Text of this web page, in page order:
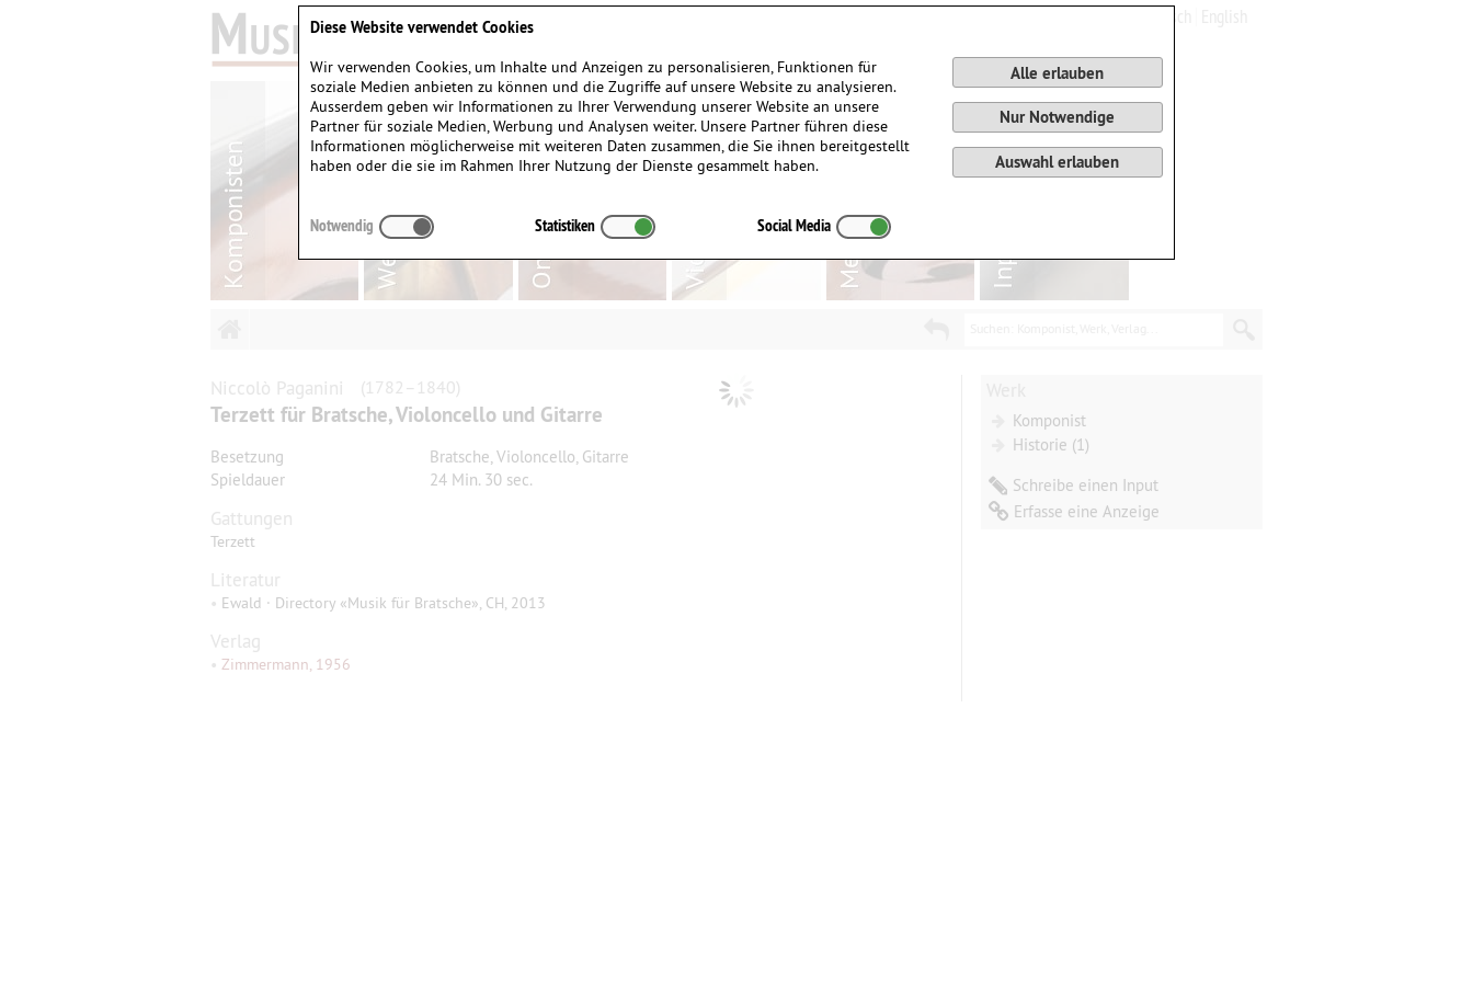
Niccolò Paganini (1782–1840)
Terzett für Bratsche, Violoncello und Gitarre
Besetzung
Bratsche, Violoncello, Gitarre
Spieldauer
24 Min. 30 sec.
Gattungen
Terzett
Literatur
• Ewald · Directory «Musik für Bratsche», CH, 2013
Verlag
• Zimmermann, 1956
Komponist
Historie (1)
Schreibe einen Input
Erfasse eine Anzeige
Diese Website verwendet Cookies
Wir verwenden Cookies, um Inhalte und Anzeigen zu personalisieren, Funktionen für
soziale Medien anbieten zu können und die Zugriffe auf unsere Website zu analysieren.
Ausserdem geben wir Informationen zu Ihrer Verwendung unserer Website an unsere
Partner für soziale Medien, Werbung und Analysen weiter. Unsere Partner führen diese
Informationen möglicherweise mit weiteren Daten zusammen, die Sie ihnen bereitgestellt
haben oder die sie im Rahmen Ihrer Nutzung der Dienste gesammelt haben.
Alle erlauben
Nur Notwendige
Auswahl erlauben
Notwendig Statistiken Social Media